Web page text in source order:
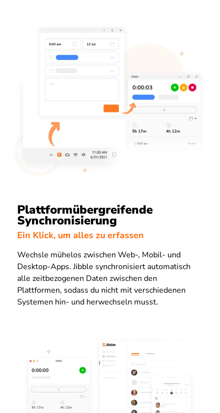
Plattformübergreifende
Synchronisierung
Ein Klick, um alles zu erfassen
Wechsle mühelos zwischen Web-, Mobil- und
Desktop-Apps. Jibble synchronisiert automatisch
alle zeitbezogenen Daten zwischen den
Plattformen, sodass du nicht mit verschiedenen
Systemen hin- und herwechseln musst.